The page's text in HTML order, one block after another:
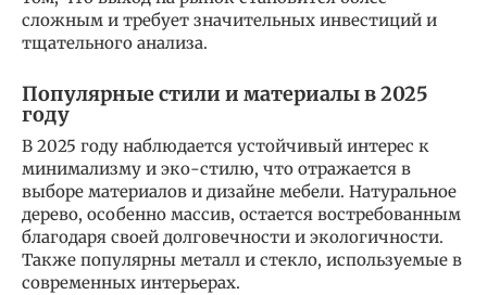
сложным и требует значительных инвестиций и
тщательного анализа.
Популярные стили и материалы в 2025
году
В 2025 году наблюдается устойчивый интерес к
минимализму и эко-стилю, что отражается в
выборе материалов и дизайне мебели. Натуральное
дерево, особенно массив, остается востребованным
благодаря своей долговечности и экологичности.
Также популярны металл и стекло, используемые в
современных интерьерах.